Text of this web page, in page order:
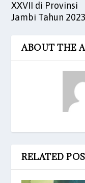
XXVII di Provinsi
Jambi Tahun 2023
ABOUT THE
RELATED